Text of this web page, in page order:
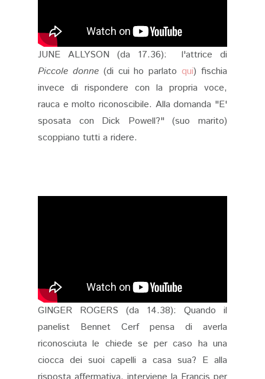
JUNE ALLYSON (da 17.36): l'attrice di
Piccole donne(di cui ho parlatoqui) fischia
invece di rispondere con la propria voce,
rauca e molto riconoscibile. Alla domanda "E'
sposata con Dick Powell?" (suo marito)
scoppiano tutti a ridere.
GINGER ROGERS (da 14.38): Quando il
panelist Bennet Cerf pensa di averla
riconosciuta le chiede se per caso ha una
ciocca dei suoi capelli a casa sua? E alla